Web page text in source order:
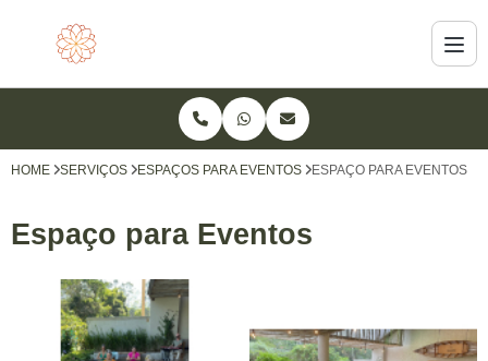
HOME SERVIÇOS ESPAÇOS PARA EVENTOS ESPAÇO PARA EVENTOS
Espaço para Eventos